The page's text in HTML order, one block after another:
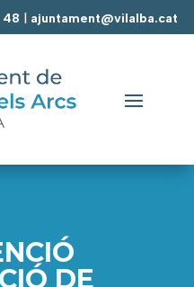
48 ajuntament@vilalba.cat
DE